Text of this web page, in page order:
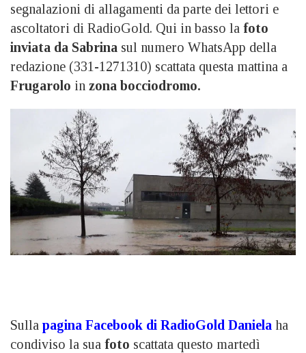
segnalazioni di allagamenti da parte dei lettori e
ascoltatori di RadioGold. Qui in basso la foto
inviata da Sabrina sul numero WhatsApp della
redazione (331-1271310) scattata questa mattina a
Frugarolo in zona bocciodromo.
Sulla pagina Facebook di RadioGold Daniela ha
condiviso la sua foto scattata questo martedì